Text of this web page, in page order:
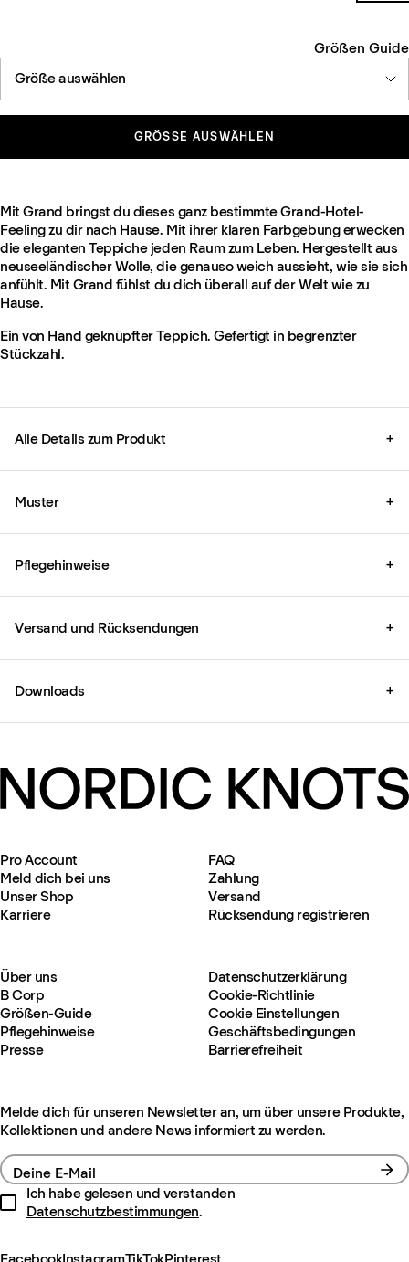
Größen Guide
Größe auswählen
GRÖSSE AUSWÄHLEN
Mit Grand bringst du dieses ganz bestimmte Grand-Hotel-
Feeling zu dir nach Hause. Mit ihrer klaren Farbgebung erwecken
die eleganten Teppiche jeden Raum zum Leben. Hergestellt aus
neuseeländischer Wolle, die genauso weich aussieht, wie sie sich
anfühlt. Mit Grand fühlst du dich überall auf der Welt wie zu
Hause.
Ein von Hand geknüpfter Teppich. Gefertigt in begrenzter
Stückzahl.
Alle Details zum Produkt +
Muster +
Pflegehinweise +
Versand und Rücksendungen +
Downloads +
Pro Account
Meld dich bei uns
Unser Shop
Karriere
FAQ
Zahlung
Versand
Rücksendung registrieren
Über uns
B Corp
Größen-Guide
Pflegehinweise
Presse
Datenschutzerklärung
Cookie-Richtlinie
Cookie Einstellungen
Geschäftsbedingungen
Barrierefreiheit
Melde dich für unseren Newsletter an, um über unsere Produkte,
Kollektionen und andere News informiert zu werden.
Deine E-Mail
Ich habe gelesen und verstanden
Datenschutzbestimmungen.